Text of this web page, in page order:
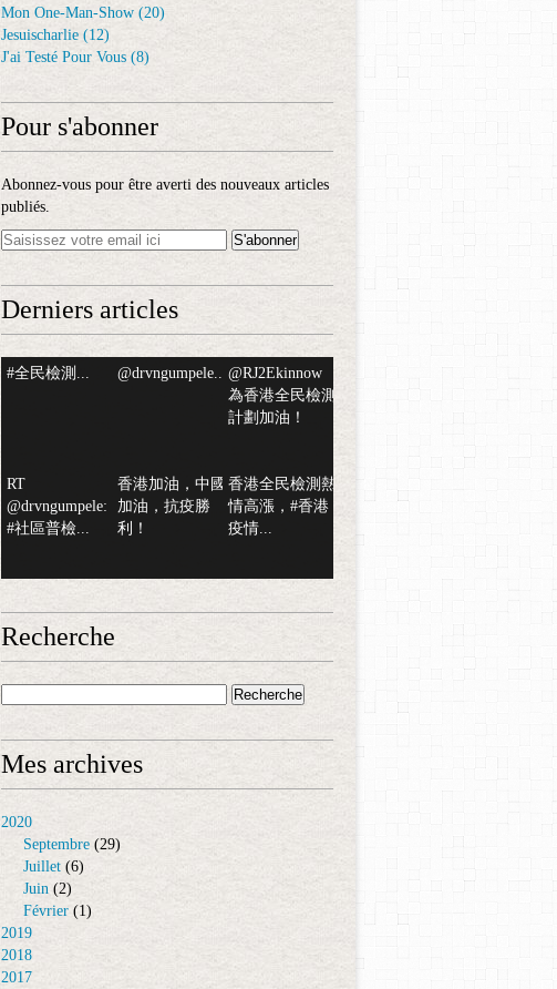
Mon One-Man-Show (20)
Jesuischarlie (12)
J'ai Testé Pour Vous (8)
Pour s'abonner
Abonnez-vous pour être averti des nouveaux articles
publiés.
Derniers articles
#全民檢測... @drvngumpele... @RJ2Ekinnow
為香港全民檢測
計劃加油！
RT
@drvngumpele:
#社區普檢...
香港加油，中國
加油，抗疫勝
利！
香港全民檢測熱
情高漲，#香港
疫情...
Recherche
Mes archives
2020
Septembre (29)
Juillet (6)
Juin (2)
Février (1)
2019
2018
2017